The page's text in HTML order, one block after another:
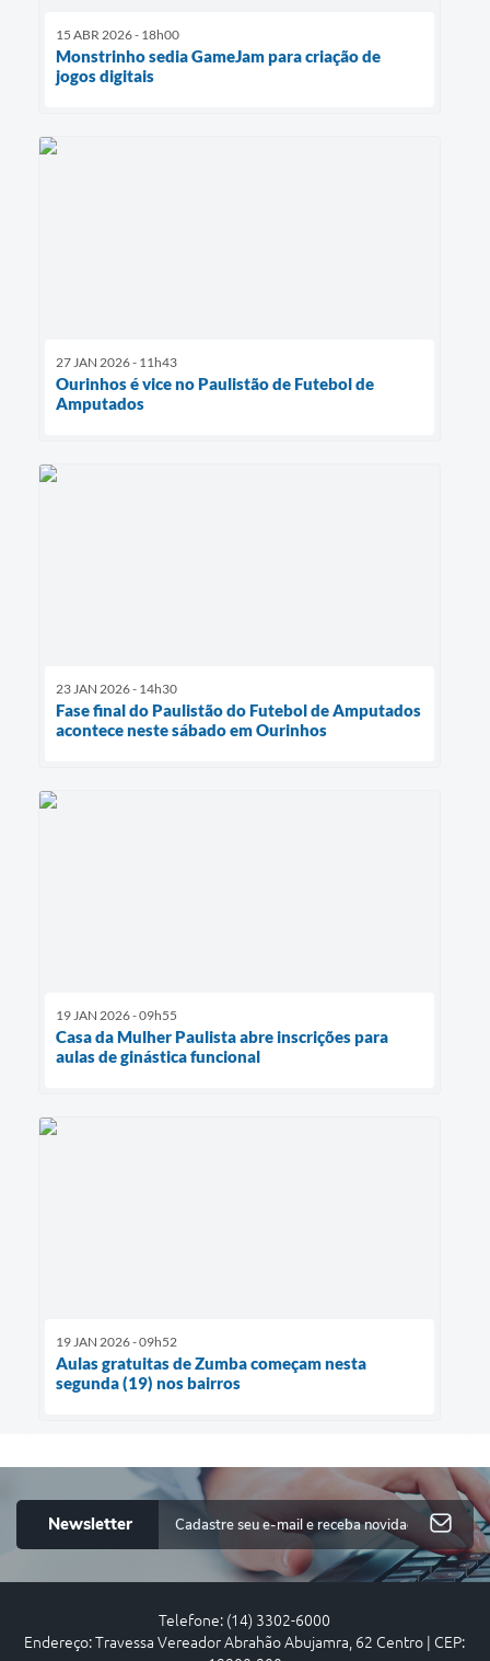
15 ABR 2026 - 18h00
Monstrinho sedia GameJam para criação de
jogos digitais
27 JAN 2026 - 11h43
Ourinhos é vice no Paulistão de Futebol de
Amputados
23 JAN 2026 - 14h30
Fase final do Paulistão do Futebol de Amputados
acontece neste sábado em Ourinhos
19 JAN 2026 - 09h55
Casa da Mulher Paulista abre inscrições para
aulas de ginástica funcional
19 JAN 2026 - 09h52
Aulas gratuitas de Zumba começam nesta
segunda (19) nos bairros
Newsletter
Telefone: (14) 3302-6000
Endereço: Travessa Vereador Abrahão Abujamra, 62 Centro | CEP: